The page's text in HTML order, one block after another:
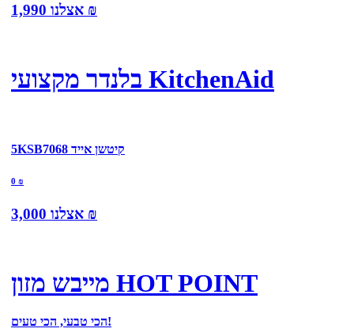
אצלנו 1,990 ₪
בלנדר מקצועי KitchenAid
5KSB7068 קיטשן אייד
0 ₪
אצלנו 3,000 ₪
מייבש מזון HOT POINT
הכי טבעי, הכי טעים!